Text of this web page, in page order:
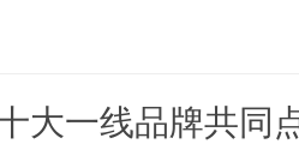
大一线品牌共同